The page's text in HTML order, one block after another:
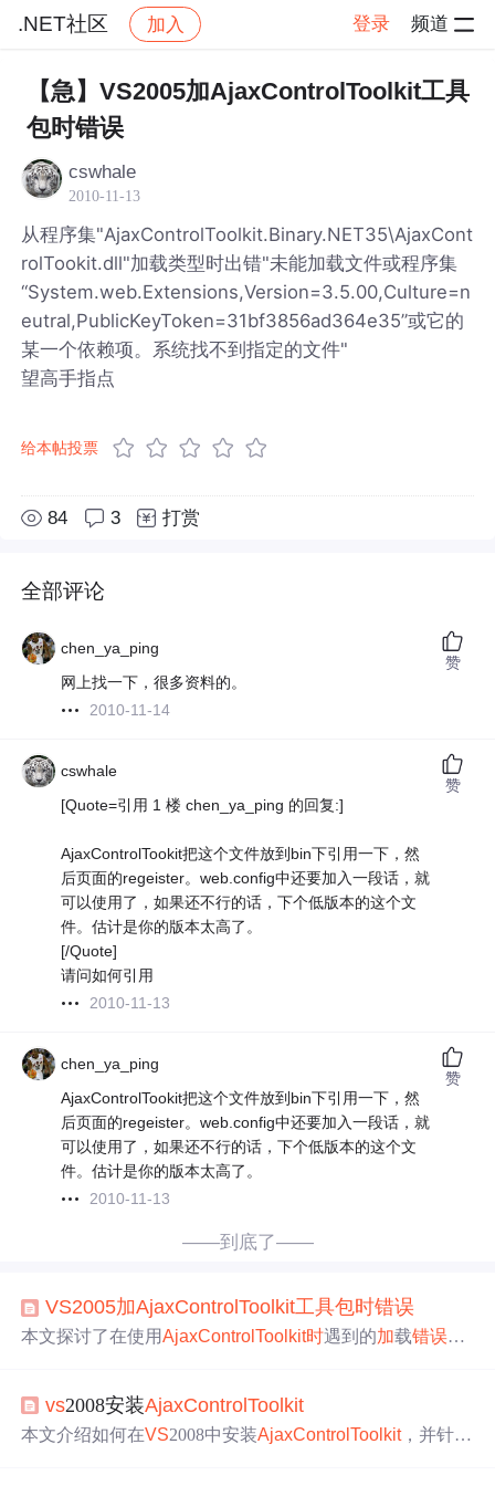
.NET社区 加入 登录 频道
社区 .NET社区 帖子详情
【急】VS2005加AjaxControlToolkit工具
包时错误
cswhale
2010-11-13
从程序集"AjaxControlToolkit.Binary.NET35\AjaxCont
rolTookit.dll"加载类型时出错"未能加载文件或程序集
“System.web.Extensions,Version=3.5.00,Culture=n
eutral,PublicKeyToken=31bf3856ad364e35”或它的
某一个依赖项。系统找不到指定的文件"
望高手指点
给本帖投票
84 3 打赏
全部评论
chen_ya_ping
网上找一下，很多资料的。
2010-11-14
赞
cswhale
[Quote=引用 1 楼 chen_ya_ping 的回复:]
AjaxControlTookit把这个文件放到bin下引用一下，然
后页面的regeister。web.config中还要加入一段话，就
可以使用了，如果还不行的话，下个低版本的这个文
件。估计是你的版本太高了。
[/Quote]
请问如何引用
2010-11-13
赞
chen_ya_ping
AjaxControlTookit把这个文件放到bin下引用一下，然
后页面的regeister。web.config中还要加入一段话，就
可以使用了，如果还不行的话，下个低版本的这个文
件。估计是你的版本太高了。
2010-11-13
赞
——到底了——
VS2005加AjaxControlToolkit工具包时错误
本文探讨了在使用AjaxControlToolkit时遇到的加载错误，
vs2008安装AjaxControlToolkit
本文介绍如何在VS2008中安装AjaxControlToolkit，并针对